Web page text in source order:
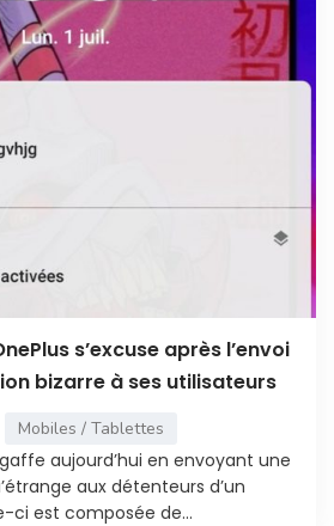
s’excuse après l’envoi
bizarre à ses utilisateurs
Mobiles / Tablettes
aujourd’hui en envoyant une
aux détenteurs d’un
ci est composée de...